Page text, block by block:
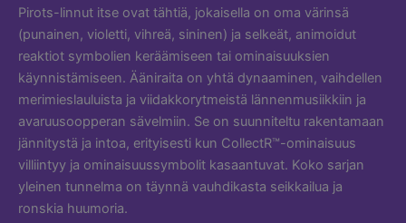
Pirots-linnut itse ovat tähtiä, jokaisella on oma värinsä
(punainen, violetti, vihreä, sininen) ja selkeät, animoidut
reaktiot symbolien keräämiseen tai ominaisuuksien
käynnistämiseen. Ääniraita on yhtä dynaaminen, vaihdellen
merimieslauluista ja viidakkorytmeistä lännenmusiikkiin ja
avaruusoopperan sävelmiin. Se on suunniteltu rakentamaan
jännitystä ja intoa, erityisesti kun CollectR™-ominaisuus
villiintyy ja ominaisuussymbolit kasaantuvat. Koko sarjan
yleinen tunnelma on täynnä vauhdikasta seikkailua ja
ronskia huumoria.